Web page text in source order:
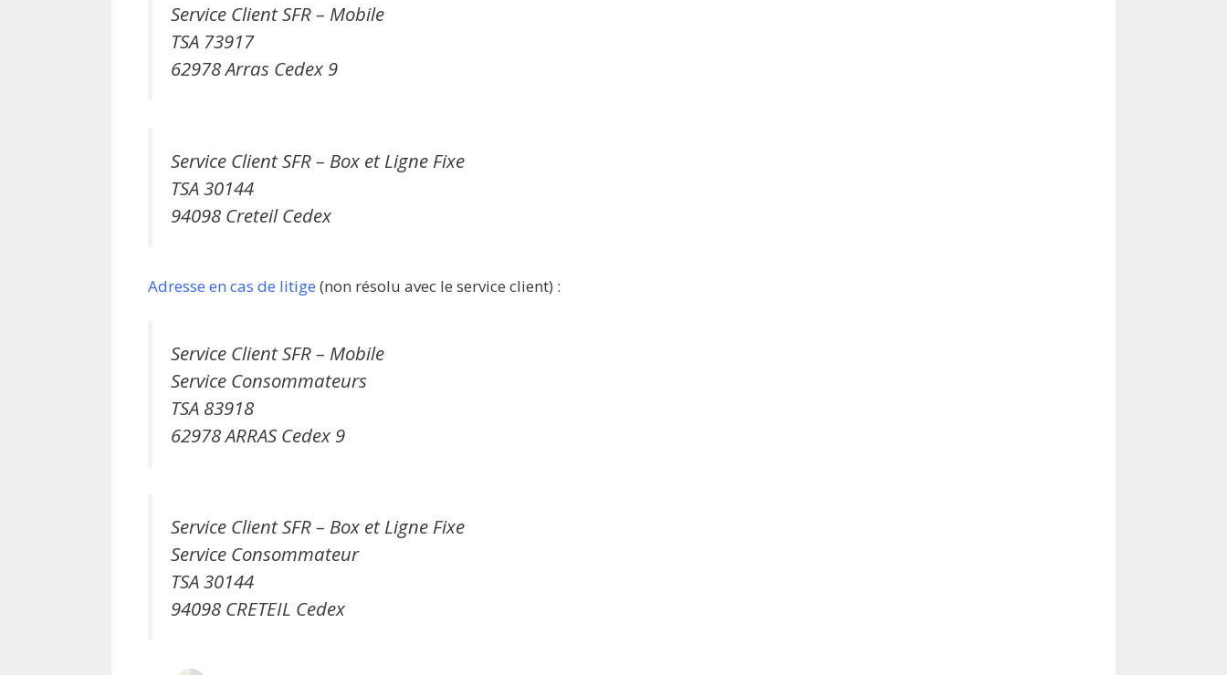
Service Client SFR – Mobile
TSA 73917
62978 Arras Cedex 9
Service Client SFR – Box et Ligne Fixe
TSA 30144
94098 Creteil Cedex
Adresse en cas de litige (non résolu avec le service client) :
Service Client SFR – Mobile
Service Consommateurs
TSA 83918
62978 ARRAS Cedex 9
Service Client SFR – Box et Ligne Fixe
Service Consommateur
TSA 30144
94098 CRETEIL Cedex